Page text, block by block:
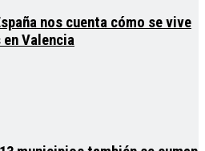
nos cuenta cómo se vive
Valencia